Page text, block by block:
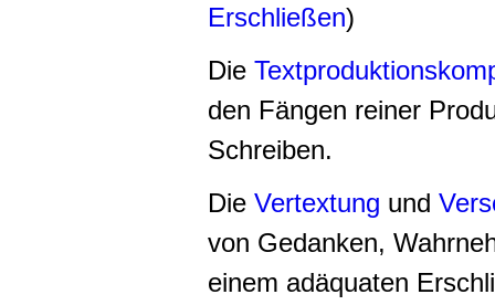
Erschließen)
Die
den Fängen reiner
Schreiben.
Die Vertextung und
von Gedanken,
einem adäquaten